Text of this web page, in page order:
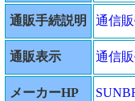
通販手続説明 通信
通販表示 通信
メーカーHP